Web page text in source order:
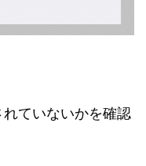
ていないかを確認